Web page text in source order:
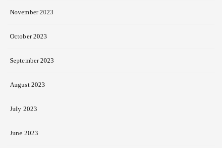
November 2023
October 2023
September 2023
August 2023
July 2023
June 2023